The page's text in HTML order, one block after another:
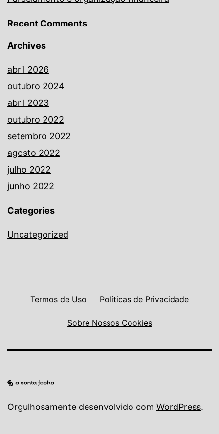
Recent Comments
Archives
abril 2026
outubro 2024
abril 2023
outubro 2022
setembro 2022
agosto 2022
julho 2022
junho 2022
Categories
Uncategorized
Termos de Uso Políticas de Privacidade
Sobre Nossos Cookies
Orgulhosamente desenvolvido com WordPress.